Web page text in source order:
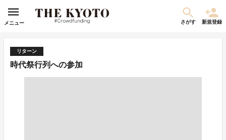
メニュー さがす 新規登録
リターン
時代祭行列への参加